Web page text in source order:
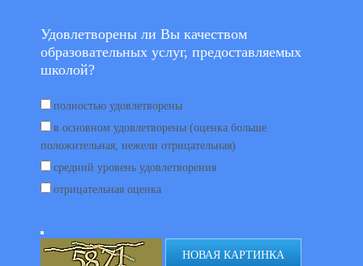
Удовлетворены ли Вы качеством
образовательных услуг, предоставляемых
школой?
полностью удовлетворены
в основном удовлетворены (оценка больше
положительная, нежели отрицательная)
средний уровень удовлетворения
отрицательная оценка
НОВАЯ КАРТИНКА